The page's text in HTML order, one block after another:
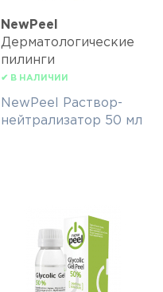
NewPeel
Дерматологические
пилинги
✔ В НАЛИЧИИ
NewPeel Раствор-
нейтрализатор 50 мл